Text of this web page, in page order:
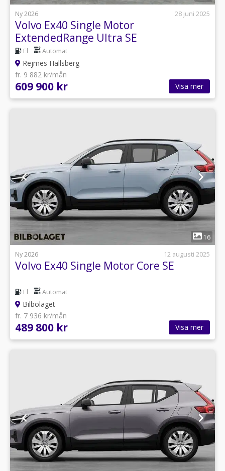
Ny 2026
28 juni 2025
Volvo Ex40 Single Motor
ExtendedRange Ultra SE
El Automat
Rejmes Hallsberg
fr. 9 882 kr/mån
609 900 kr Visa mer
16
Ny 2026
12 augusti 2025
Volvo Ex40 Single Motor Core SE
El Automat
Bilbolaget
fr. 7 936 kr/mån
489 800 kr Visa mer